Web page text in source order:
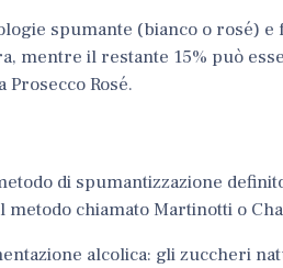
spumante (bianco o rosé) e
mentre il restante 15% può
Rosé.
di spumantizzazione
chiamato Martinotti o
alcolica: gli zuccheri